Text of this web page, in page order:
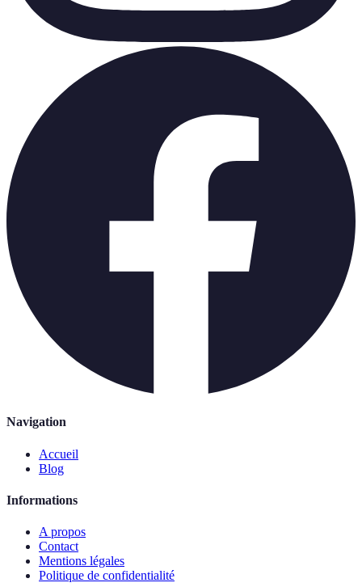
Navigation
Accueil
Blog
Informations
A propos
Contact
Mentions légales
Politique de confidentialité